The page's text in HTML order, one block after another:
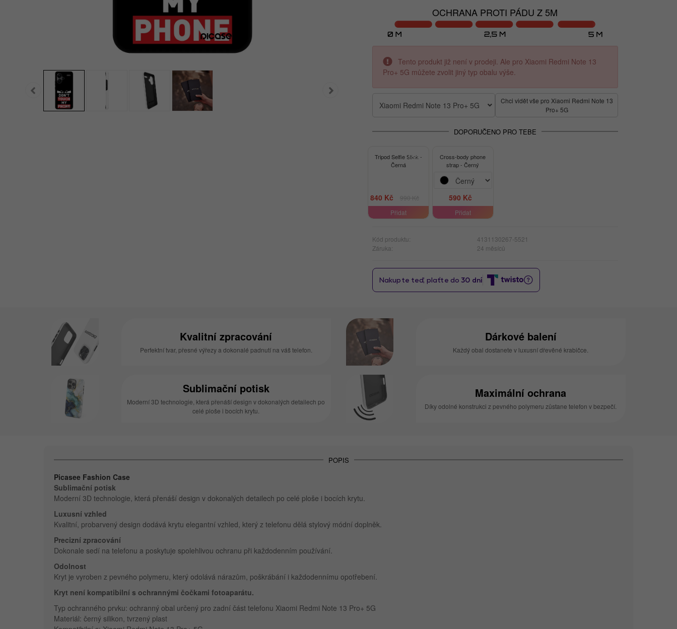
OCHRANA PROTI PÁDU Z 5M
Tento produkt již není v prodeji. Ale pro Xiaomi Redmi Note 13
Pro+ 5G můžete zvolit jiný typ obalu výše.
Xiaomi Redmi Note 13 Pro+ 5G
Chci vidět vše pro Xiaomi Redmi Note 13
Pro+ 5G
DOPORUČENO PRO TEBE
-15%
Tripod Selfie Stick -
Černá
840 Kč
Přidat
Cross-body phone
strap - Černý
590 Kč
Přidat
Kód produktu:
4131130267-5521
Záruka:
24 měsíců
Kvalitní zpracování
Perfektní tvar, přesné výřezy a dokonalé padnutí na váš telefon.
Dárkové balení
Každý obal dostanete v luxusní dřevěné krabičce.
Sublimační potisk
Moderní 3D technologie, která přenáší design v dokonalých detailech po
celé ploše i bocích krytu.
Maximální ochrana
Díky odolné konstrukci z pevného polymeru zůstane telefon v bezpečí.
POPIS
Picasee Fashion Case
Sublimační potisk
Moderní 3D technologie, která přenáší design v dokonalých detailech po celé ploše i bocích krytu.
Luxusní vzhled
Kvalitní, probarvený design dodává krytu elegantní vzhled, který z telefonu dělá stylový módní doplněk.
Precizní zpracování
Dokonale sedí na telefonu a poskytuje spolehlivou ochranu při každodenním používání.
Odolnost
Kryt je vyroben z pevného polymeru, který odolává nárazům, poškrábání i každodennímu opotřebení.
Kryt není kompatibilní s ochrannými čočkami fotoaparátu.
Typ ochranného prvku: ochranný obal určený pro zadní část telefonu Xiaomi Redmi Note 13 Pro+ 5G
Materiál: černý silikon, tvrzený plast